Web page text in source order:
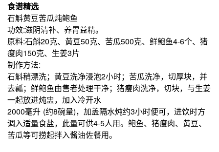
食谱精选
石斛黄豆苦瓜炖鲍鱼
功效:滋阴清补、养胃益精。
原料:石斛20克、黄豆50克、苦瓜500克、鲜鲍鱼4-6个、猪
瘦肉150克、生姜3片
制作方法:
石斛稍漂洗；黄豆洗净浸泡2小时；苦瓜洗净，切厚块，并
去瓤；鲜鲍鱼由售者处理干净；猪瘦肉洗净，切块，与生姜
一起放进炖盅，加入冷开水
2000毫升 (约8碗量)，加盖隔水炖约3小时便可，进饮时方
调入适量食盐，此量可供4-5人用。鲍鱼、猪瘦肉、黄豆、
苦瓜等可捞起拌入酱油佐餐用。